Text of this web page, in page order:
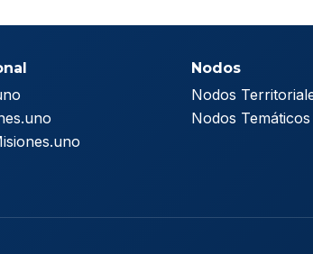
Nodos
Nodos
Nodos Temáticos